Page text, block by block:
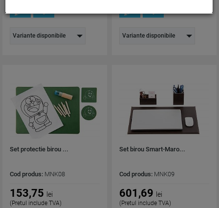
Variante disponibile Variante disponibile
Set protectie birou ...
Cod produs: MNK08
153,75 lei
(Pretul include TVA)
Set birou Smart-Maro...
Cod produs: MNK09
601,69 lei
(Pretul include TVA)